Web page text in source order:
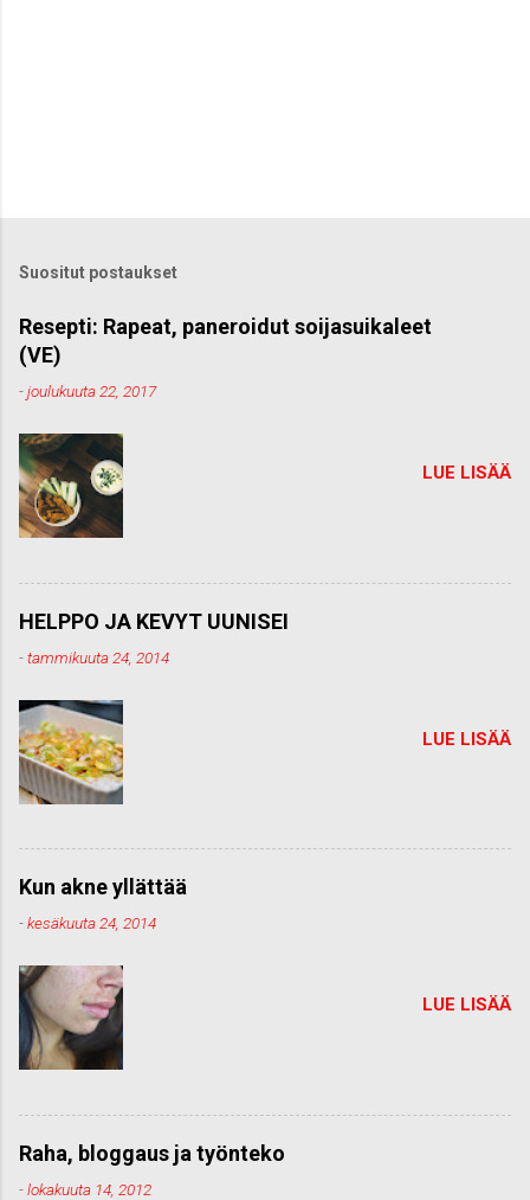
Suositut postaukset
Resepti: Rapeat, paneroidut soijasuikaleet
(VE)
-joulukuuta 22, 2017
LUE LISÄÄ
HELPPO JA KEVYT UUNISEI
-tammikuuta 24, 2014
LUE LISÄÄ
Kun akne yllättää
-kesäkuuta 24, 2014
LUE LISÄÄ
Raha, bloggaus ja työnteko
-lokakuuta 14, 2012